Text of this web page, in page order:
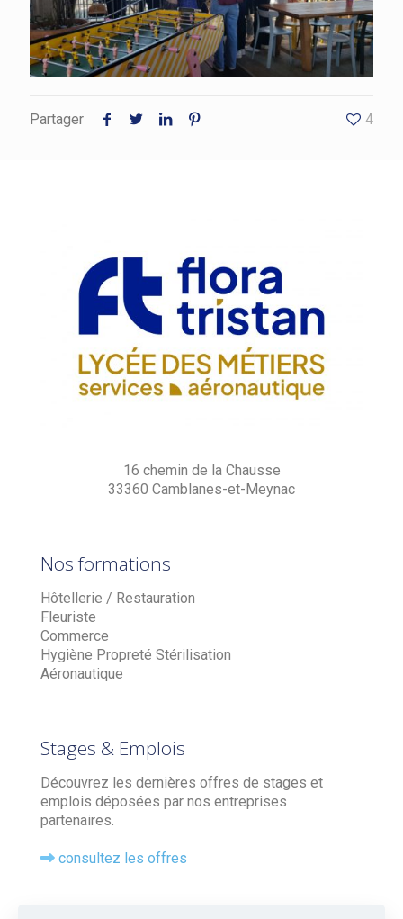
Partager 4
16 chemin de la Chausse
33360 Camblanes-et-Meynac
Nos formations
Hôtellerie / Restauration
Fleuriste
Commerce
Hygiène Propreté Stérilisation
Aéronautique
Stages & Emplois
Découvrez les dernières offres de stages et
emplois déposées par nos entreprises
partenaires.
consultez les offres